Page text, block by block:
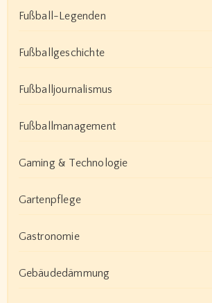
Fußball-Legenden
Fußballgeschichte
Fußballjournalismus
Fußballmanagement
Gaming & Technologie
Gartenpflege
Gastronomie
Gebäudedämmung